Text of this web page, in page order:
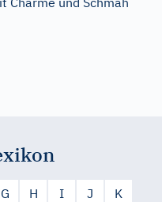
G H I J
K